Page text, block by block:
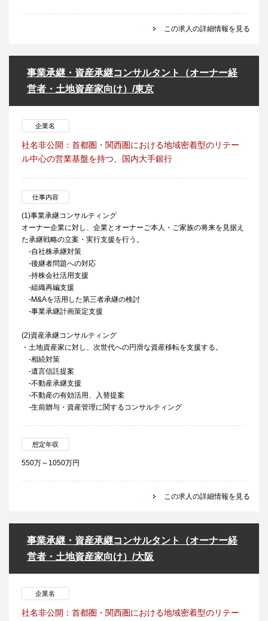
この求人の詳細情報を見る
事業承継・資産承継コンサルタント（オーナー経
営者・土地資産家向け）/東京
企業名
社名非公開：首都圏・関西圏における地域密着型のリテー
ル中心の営業基盤を持つ、国内大手銀行
仕事内容
(1)事業承継コンサルティング
オーナー企業に対し、企業とオーナーご本人・ご家族の将来を見据え
た承継戦略の立案・実行支援を行う。
-自社株承継対策
-後継者問題への対応
-持株会社活用支援
-組織再編支援
-M&Aを活用した第三者承継の検討
-事業承継計画策定支援
(2)資産承継コンサルティング
・土地資産家に対し、次世代への円滑な資産移転を支援する。
-相続対策
-遺言信託提案
-不動産承継支援
-不動産の有効活用、入替提案
-生前贈与・資産管理に関するコンサルティング
想定年収
550万～1050万円
この求人の詳細情報を見る
事業承継・資産承継コンサルタント（オーナー経
営者・土地資産家向け）/大阪
企業名
社名非公開：首都圏・関西圏における地域密着型のリテー